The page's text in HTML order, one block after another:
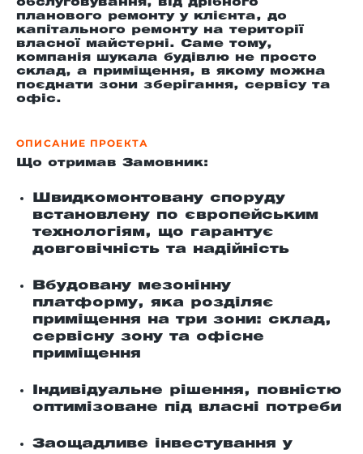
обслуговування, від дрібного
планового ремонту у клієнта, до
капітального ремонту на території
власної майстерні. Саме тому,
компанія шукала будівлю не просто
склад, а приміщення, в якому можна
поєднати зони зберігання, сервісу та
офіс.
ОПИСАНИЕ ПРОЕКТА
Що отримав Замовник:
Швидкомонтовану споруду
встановлену по європейським
технологіям, що гарантує
довговічність та надійність
Вбудовану мезонінну
платформу, яка розділяє
приміщення на три зони: склад,
сервісну зону та офісне
приміщення
Індивідуальне рішення, повністю
оптимізоване під власні потреби
Заощадливе інвестування у